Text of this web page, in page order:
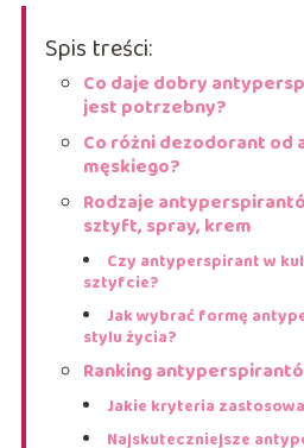
Spis treści:
Co daje dobry
jest potrzebny?
Co różni dezodorant
męskiego?
Rodzaje
sztyft, spray, krem
Czy antyperspirant w
sztyfcie?
Jak wybrać formę
stylu życia?
Ranking
Jakie kryteria
Najskuteczniejsze